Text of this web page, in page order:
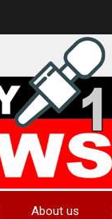
About us